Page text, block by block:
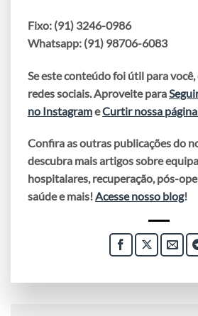
Fixo: (91) 3246-0986
Whatsapp: (91) 98706-6083
Se este conteúdo foi útil para
redes sociais. Aproveite para
no InstagrameCurtir nossa
Confira as outras publicações do
descubra mais artigos sobre
hospitalares, recuperação, pós-
saúde e mais!Acesse nosso blog!